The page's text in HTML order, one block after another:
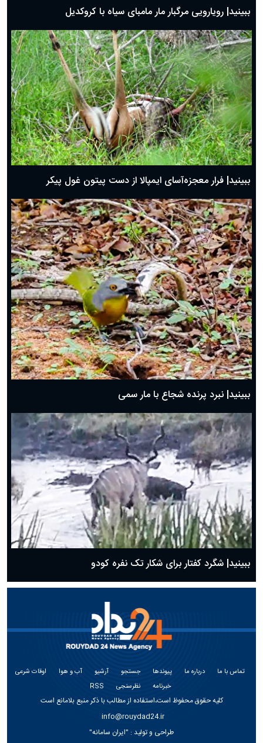
ببینید| رویارویی مرگبار مار مامبای سیاه با کروکدیل
ببینید| فرار معجزه‌آسای ایمپالا از دست پیتون غول پیکر
ببینید| نبرد پرنده شجاع با مار سمی
ببینید| شگرد کفتار برای شکار تک نفره کودو
تماس با ما درباره ما پیوندها جستجو آرشیو آب و هوا
اوقات شرعی
خبرنامه
نظرسنجی RSS
کلیه حقوق محفوظ است،استفاده از مطالب با ذکر منبع بلامانع است
info@rouydad24.ir
طراحی و تولید : "ایران سامانه"